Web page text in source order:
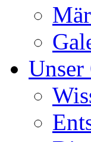
Unser